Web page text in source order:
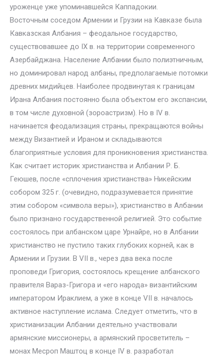
уроженце уже упоминавшейся Каппадокии.
Восточным соседом Армении и Грузии на Кавказе была
Кавказская Албания – феодальное государство,
существовавшее до IX в. на территории современного
Азербайджана. Население Албании было полиэтничным,
но доминировал народ албаны, предполагаемые потомки
древних мидийцев. Наиболее продвинутая к границам
Ирана Албания постоянно была объектом его экспансии,
в том числе духовной (зороастризм). Но в IV в.
начинается феодализация страны, прекращаются войны
между Византией и Ираном и складываются
благоприятные условия для проникновения христианства.
Как считает историк христианства и Албании Р. Б.
Геюшев, после «сплочения христианства» Никейским
собором 325 г. (очевидно, подразумевается принятие
этим собором «символа веры»), христианство в Албании
было признано государственной религией. Это событие
состоялось при албанском царе Урнайре, но в Албании
христианство не пустило таких глубоких корней, как в
Армении и Грузии. В VII в., через два века после
проповеди Григория, состоялось крещение албанского
правителя Вараз-Григора и «его народа» византийским
императором Ираклием, а уже в конце VII в. началось
активное наступление ислама. Следует отметить, что в
христианизации Албании деятельно участвовали
армянские миссионеры, а армянский просветитель –
монах Месроп Маштоц в конце IV в. разработал